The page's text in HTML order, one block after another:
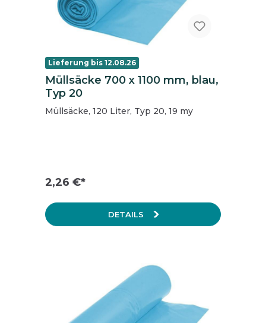
Lieferung bis 12.08.26
Müllsäcke 700 x 1100 mm, blau,
Typ 20
Müllsäcke, 120 Liter, Typ 20, 19 my
2,26 €*
DETAILS